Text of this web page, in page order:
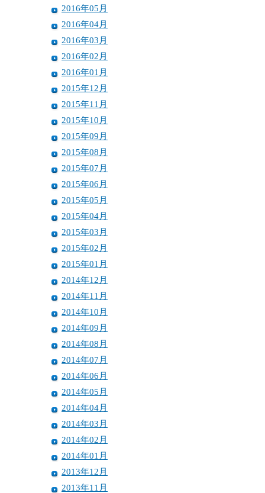
2016年05月
2016年04月
2016年03月
2016年02月
2016年01月
2015年12月
2015年11月
2015年10月
2015年09月
2015年08月
2015年07月
2015年06月
2015年05月
2015年04月
2015年03月
2015年02月
2015年01月
2014年12月
2014年11月
2014年10月
2014年09月
2014年08月
2014年07月
2014年06月
2014年05月
2014年04月
2014年03月
2014年02月
2014年01月
2013年12月
2013年11月